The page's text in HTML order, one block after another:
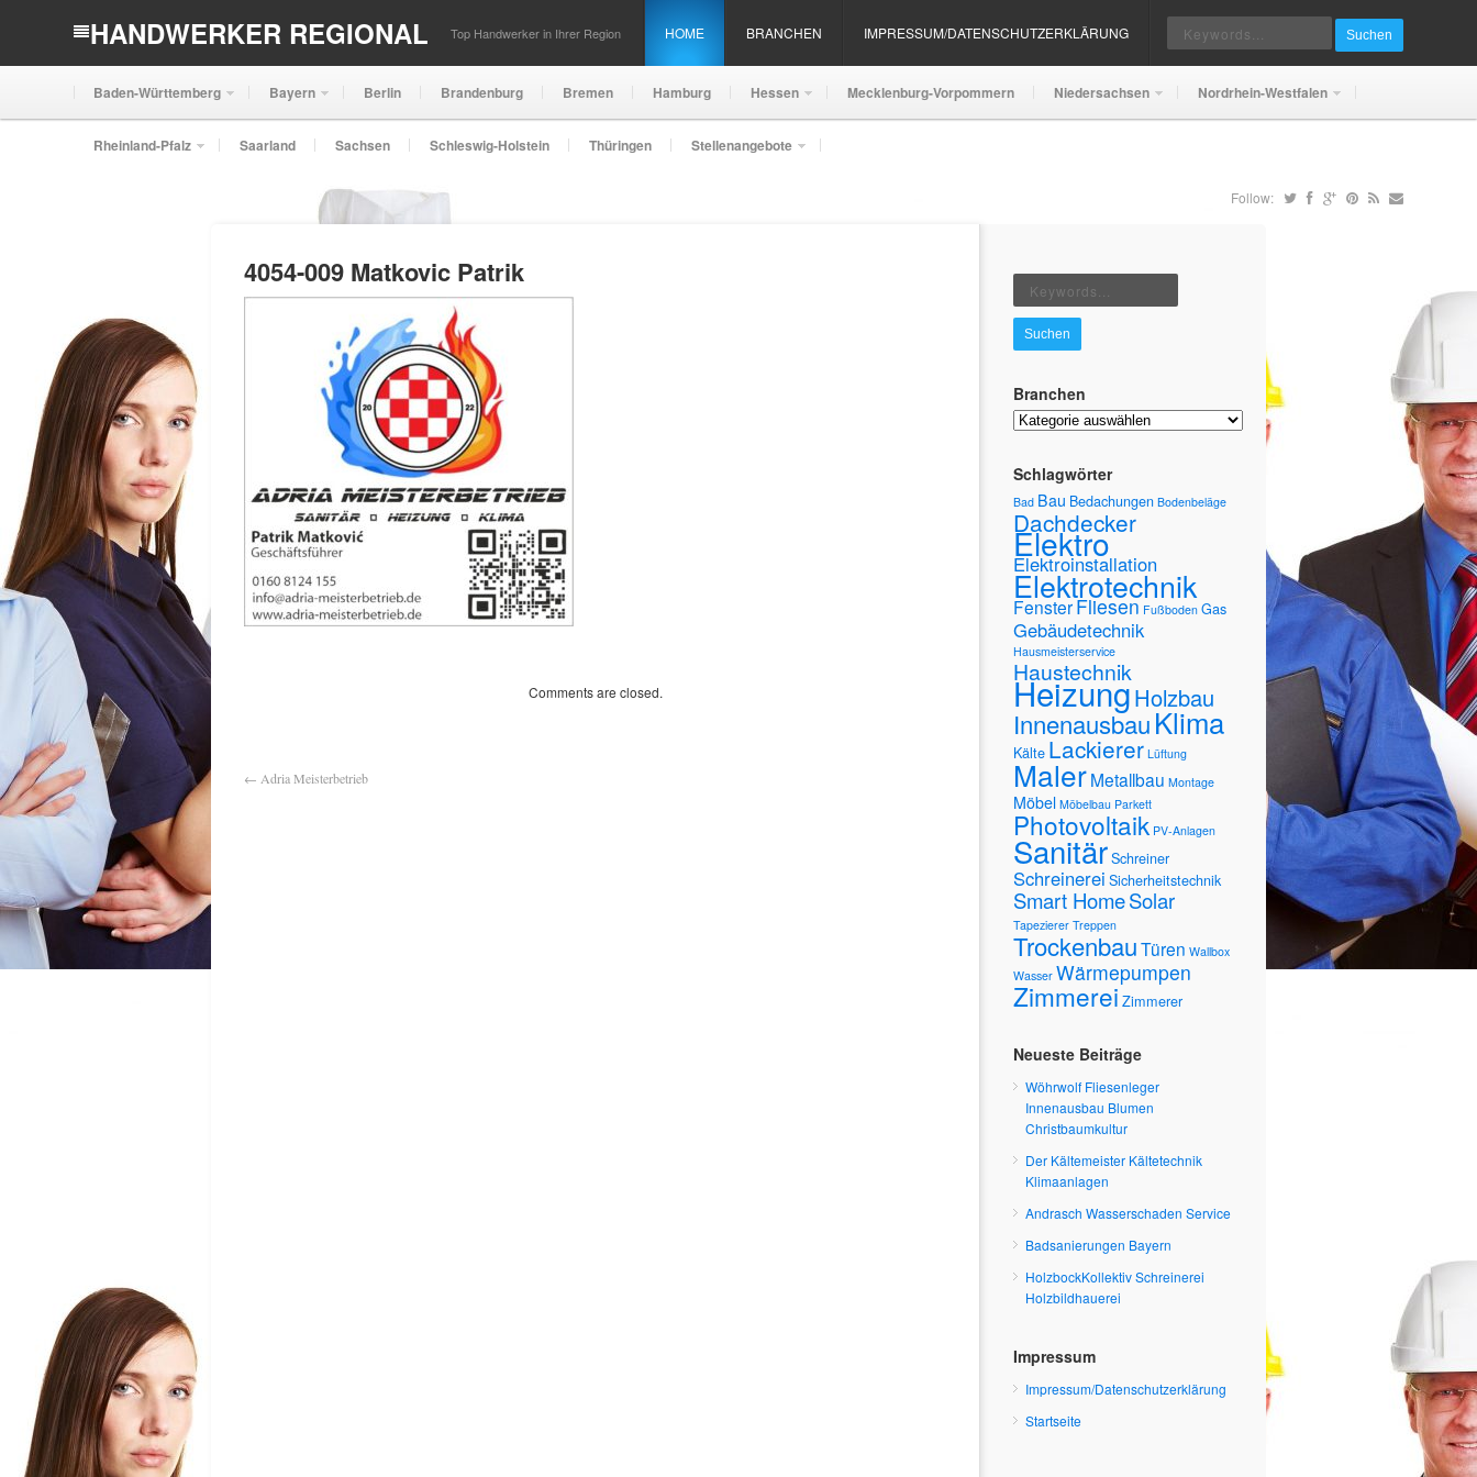
HANDWERKER REGIONAL Top Handwerker in Ihrer Region HOME BRANCHEN IMPRESSUM/DATENSCHUTZERKLÄRUNG Suchen
Baden-Württemberg Bayern Berlin Brandenburg Bremen Hamburg Hessen Mecklenburg-Vorpommern Niedersachsen Nordrhein-Westfalen
Rheinland-Pfalz Saarland Sachsen Schleswig-Holstein Thüringen Stellenangebote
Follow:
4054-009 Matkovic Patrik
Comments are closed.
← Adria Meisterbetrieb
Suchen
Branchen
Branchen
Schlagwörter
Bad Bau Bedachungen Bodenbeläge
Dachdecker
Elektro
Elektroinstallation
Elektrotechnik
FensterFliesen Fußboden Gas
Gebäudetechnik
Hausmeisterservice
Haustechnik
HeizungHolzbau
InnenausbauKlima
Kälte Lackierer Lüftung
MalerMetallbau Montage
Möbel Möbelbau Parkett
Photovoltaik PV-Anlagen
SanitärSchreiner
Schreinerei Sicherheitstechnik
Smart HomeSolar
Tapezierer Treppen
TrockenbauTüren Wallbox
Wasser Wärmepumpen
Zimmerei Zimmerer
Neueste Beiträge
Wöhrwolf Fliesenleger
Innenausbau Blumen
Christbaumkultur
Der Kältemeister Kältetechnik
Klimaanlagen
Andrasch Wasserschaden Service
Badsanierungen Bayern
HolzbockKollektiv Schreinerei
Holzbildhauerei
Impressum
Impressum/Datenschutzerklärung
Startseite